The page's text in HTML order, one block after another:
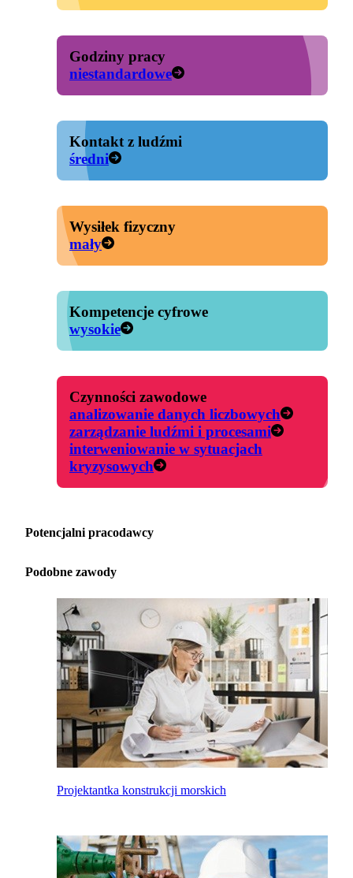
Godziny pracy
niestandardowe
Kontakt z ludźmi
średni
Wysiłek fizyczny
mały
Kompetencje cyfrowe
wysokie
Czynności zawodowe
analizowanie danych liczbowych
zarządzanie ludźmi i procesami
interweniowanie w sytuacjach
kryzysowych
Potencjalni pracodawcy
Podobne zawody
Projektantka konstrukcji morskich